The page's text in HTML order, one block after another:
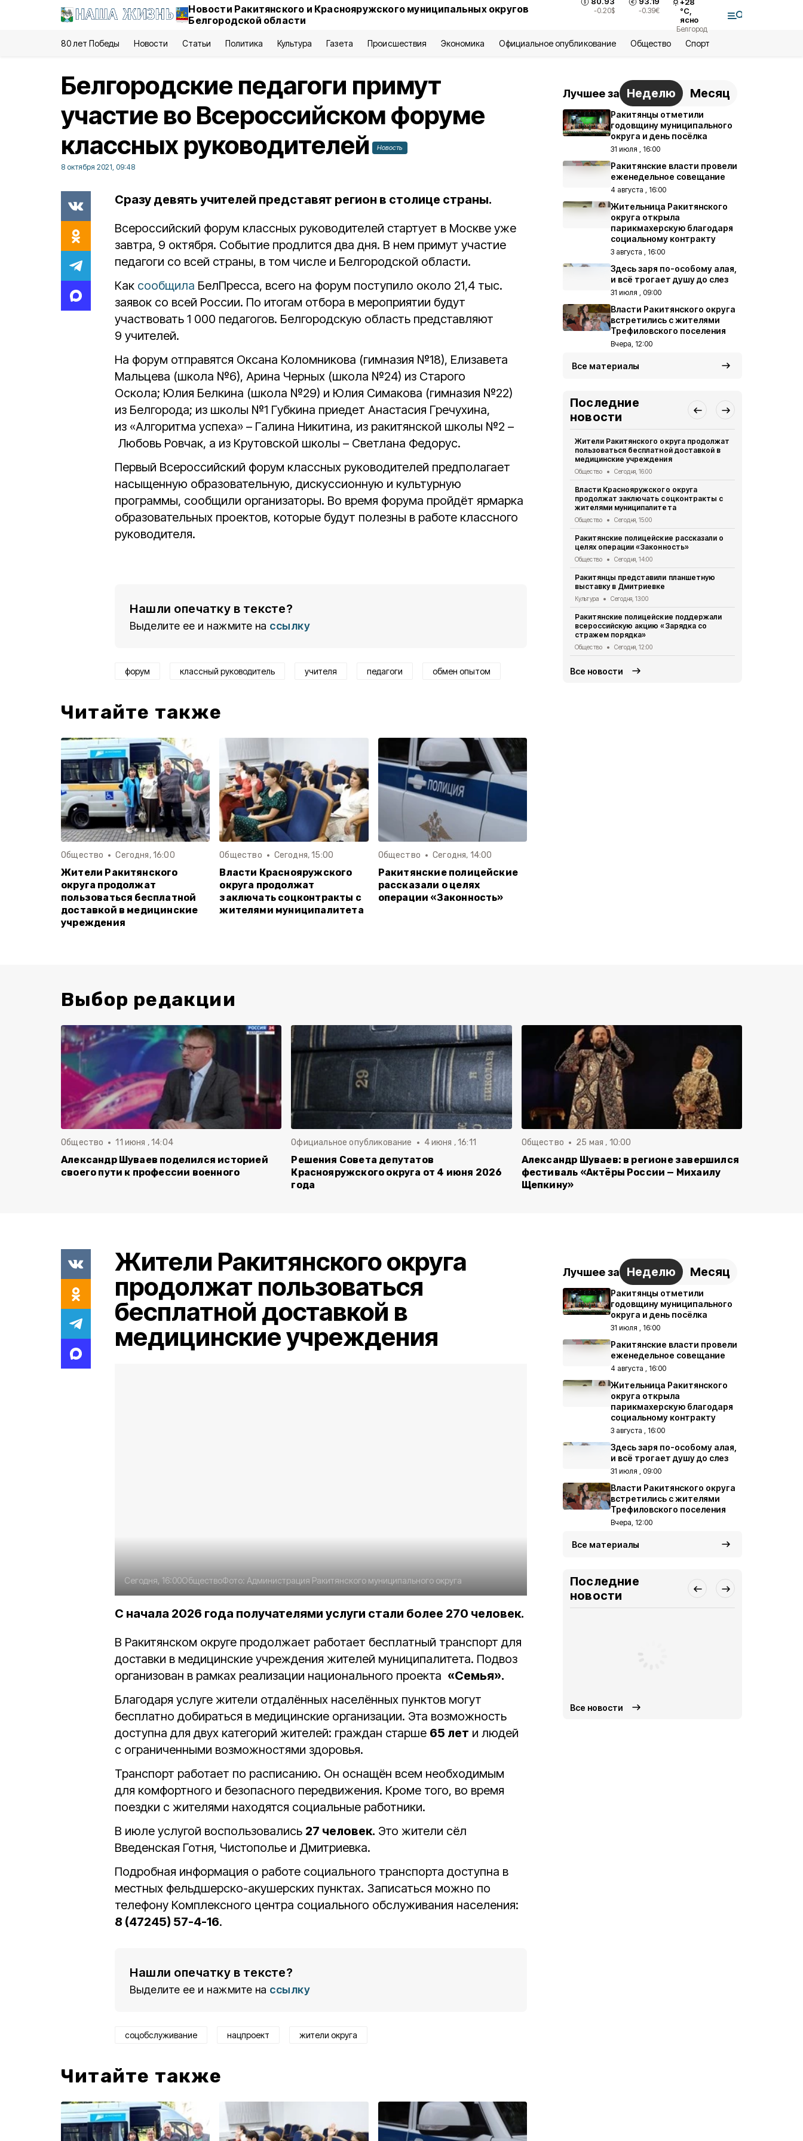
Новости Ракитянского и Краснояружского муниципальных округов
Белгородской области
-0.20$ -0.39€
°С,
ясно
Белгород
80 лет Победы Новости Статьи Политика Культура Газета Происшествия Экономика Официальное опубликование Общество Спорт
Белгородские педагоги примут
участие во Всероссийском форуме
классных руководителей
Новость
8 октября 2021, 09:48
Сразу девять учителей представят регион в столице страны.
Всероссийский форум классных руководителей стартует в Москве уже
завтра, 9 октября. Событие продлится два дня. В нем примут участие
педагоги со всей страны, в том числе и Белгородской области.
Как сообщила БелПресса, всего на форум поступило около 21,4 тыс.
заявок со всей России. По итогам отбора в мероприятии будут
участвовать 1 000 педагогов. Белгородскую область представляют
9 учителей.
На форум отправятся Оксана Коломникова (гимназия №18), Елизавета
Мальцева (школа №6), Арина Черных (школа №24) из Старого
Оскола; Юлия Белкина (школа №29) и Юлия Симакова (гимназия №22)
из Белгорода; из школы №1 Губкина приедет Анастасия Гречухина,
из «Алгоритма успеха» – Галина Никитина, из ракитянской школы №2 –
Любовь Ровчак, а из Крутовской школы – Светлана Федорус.
Первый Всероссийский форум классных руководителей предполагает
насыщенную образовательную, дискуссионную и культурную
программы, сообщили организаторы. Во время форума пройдёт ярмарка
образовательных проектов, которые будут полезны в работе классного
руководителя.
Нашли опечатку в тексте?
Выделите ее и нажмите на ссылку
форум классный руководитель учителя педагоги обмен опытом
Читайте также
Общество Сегодня, 16:00
Жители Ракитянского
округа продолжат
пользоваться бесплатной
доставкой в медицинские
учреждения
Общество Сегодня, 15:00
Власти Краснояружского
округа продолжат
заключать соцконтракты с
жителями муниципалитета
Общество Сегодня, 14:00
Ракитянские полицейские
рассказали о целях
операции «Законность»
Лучшее за Неделю Месяц
Ракитянцы отметили
годовщину муниципального
округа и день посёлка
31 июля , 16:00
Ракитянские власти провели
еженедельное совещание
4 августа , 16:00
Жительница Ракитянского
округа открыла
парикмахерскую благодаря
социальному контракту
3 августа , 16:00
Здесь заря по-особому алая,
и всё трогает душу до слез
31 июля , 09:00
Власти Ракитянского округа
встретились с жителями
Трефиловского поселения
Вчера, 12:00
Все материалы
Последние
новости
Жители Ракитянского округа продолжат
пользоваться бесплатной доставкой в
медицинские учреждения
Общество Сегодня, 16:00
Власти Краснояружского округа
продолжат заключать соцконтракты с
жителями муниципалитета
Общество Сегодня, 15:00
Ракитянские полицейские рассказали о
целях операции «Законность»
Общество Сегодня, 14:00
Ракитянцы представили планшетную
выставку в Дмитриевке
Культура Сегодня, 13:00
Ракитянские полицейские поддержали
всероссийскую акцию «Зарядка со
стражем порядка»
Общество Сегодня, 12:00
Все новости
Выбор редакции
Общество 11 июня , 14:04
Александр Шуваев поделился историей
своего пути к профессии военного
Официальное опубликование 4 июня , 16:11
Решения Совета депутатов
Краснояружского округа от 4 июня 2026
года
Общество 25 мая , 10:00
Александр Шуваев: в регионе завершился
фестиваль «Актёры России — Михаилу
Щепкину»
Жители Ракитянского округа
продолжат пользоваться
бесплатной доставкой в
медицинские учреждения
Сегодня, 16:00ОбществоФото: Администрация Ракитянского муниципального округа
С начала 2026 года получателями услуги стали более 270 человек.
В Ракитянском округе продолжает работает бесплатный транспорт для
доставки в медицинские учреждения жителей муниципалитета. Подвоз
организован в рамках реализации национального проекта «Семья».
Благодаря услуге жители отдалённых населённых пунктов могут
бесплатно добираться в медицинские организации. Эта возможность
доступна для двух категорий жителей: граждан старше 65 лет и людей
с ограниченными возможностями здоровья.
Транспорт работает по расписанию. Он оснащён всем необходимым
для комфортного и безопасного передвижения. Кроме того, во время
поездки с жителями находятся социальные работники.
В июле услугой воспользовались 27 человек. Это жители сёл
Введенская Готня, Чистополье и Дмитриевка.
Подробная информация о работе социального транспорта доступна в
местных фельдшерско-акушерских пунктах. Записаться можно по
телефону Комплексного центра социального обслуживания населения:
8 (47245) 57-4-16.
Нашли опечатку в тексте?
Выделите ее и нажмите на ссылку
соцобслуживание нацпроект жители округа
Читайте также
Лучшее за Неделю Месяц
Ракитянцы отметили
годовщину муниципального
округа и день посёлка
31 июля , 16:00
Ракитянские власти провели
еженедельное совещание
4 августа , 16:00
Жительница Ракитянского
округа открыла
парикмахерскую благодаря
социальному контракту
3 августа , 16:00
Здесь заря по-особому алая,
и всё трогает душу до слез
31 июля , 09:00
Власти Ракитянского округа
встретились с жителями
Трефиловского поселения
Вчера, 12:00
Все материалы
Последние
новости
Все новости